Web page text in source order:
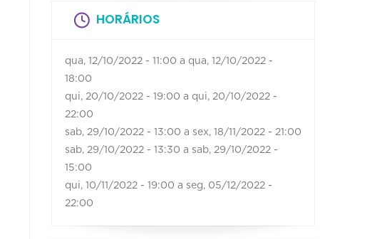
HORÁRIOS
qua, 12/10/2022 - 11:00 a qua, 12/10/2022 -
18:00
qui, 20/10/2022 - 19:00 a qui, 20/10/2022 -
22:00
sab, 29/10/2022 - 13:00 a sex, 18/11/2022 - 21:00
sab, 29/10/2022 - 13:30 a sab, 29/10/2022 -
15:00
qui, 10/11/2022 - 19:00 a seg, 05/12/2022 -
22:00